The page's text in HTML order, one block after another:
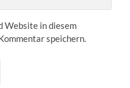
Website in diesem
speichern.